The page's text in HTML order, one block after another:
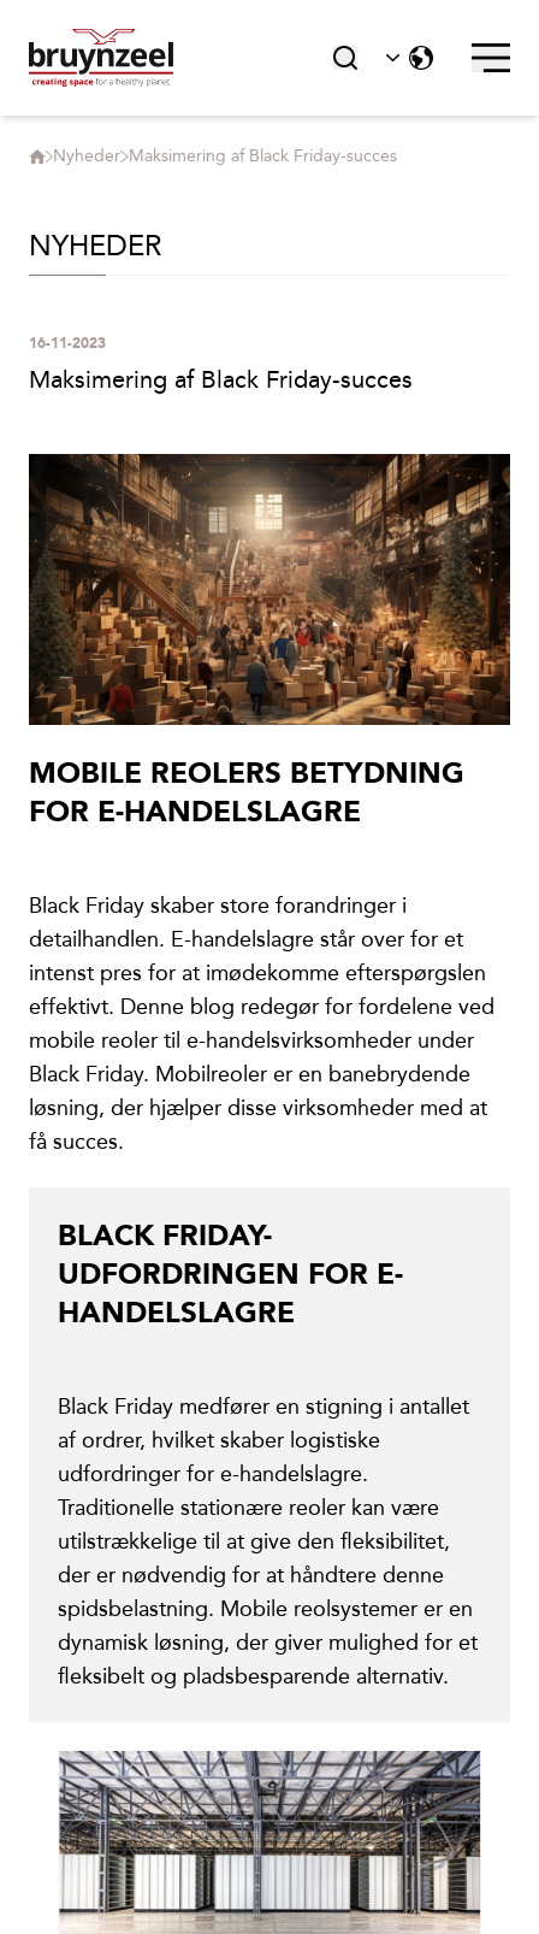
Nyheder Maksimering af Black Friday-succes
NYHEDER
Maksimering af Black Friday-succes
16-11-2023
MOBILE REOLERS BETYDNING
FOR E-HANDELSLAGRE
Black Friday skaber store forandringer i
detailhandlen. E-handelslagre står over for et
intenst pres for at imødekomme efterspørgslen
effektivt. Denne blog redegør for fordelene ved
mobile reoler til e-handelsvirksomheder under
Black Friday. Mobilreoler er en banebrydende
løsning, der hjælper disse virksomheder med at
få succes.
BLACK FRIDAY-
UDFORDRINGEN FOR E-
HANDELSLAGRE
Black Friday medfører en stigning i antallet
af ordrer, hvilket skaber logistiske
udfordringer for e-handelslagre.
Traditionelle stationære reoler kan være
utilstrækkelige til at give den fleksibilitet,
der er nødvendig for at håndtere denne
spidsbelastning. Mobile reolsystemer er en
dynamisk løsning, der giver mulighed for et
fleksibelt og pladsbesparende alternativ.